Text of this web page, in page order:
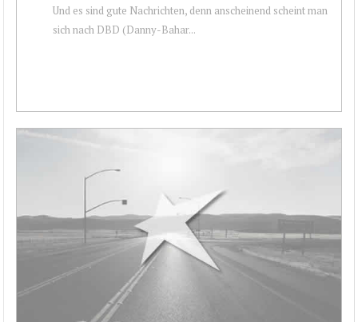
Und es sind gute Nachrichten, denn anscheinend scheint man
sich nach DBD (Danny-Bahar...